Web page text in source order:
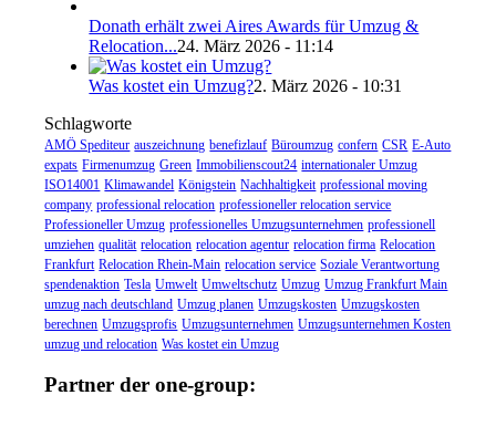
Donath erhält zwei Aires Awards für Umzug &
Relocation...24. März 2026 - 11:14
Was kostet ein Umzug?2. März 2026 - 10:31
Schlagworte
AMÖ Spediteur auszeichnung benefizlauf Büroumzug confern CSR E-Auto
expats Firmenumzug Green Immobilienscout24 internationaler Umzug
ISO14001 Klimawandel Königstein Nachhaltigkeit professional moving
company professional relocation professioneller relocation service
Professioneller Umzug professionelles Umzugsunternehmen professionell
umziehen qualität relocation relocation agentur relocation firma Relocation
Frankfurt Relocation Rhein-Main relocation service Soziale Verantwortung
spendenaktion Tesla Umwelt Umweltschutz Umzug Umzug Frankfurt Main
umzug nach deutschland Umzug planen Umzugskosten Umzugskosten
berechnen Umzugsprofis Umzugsunternehmen Umzugsunternehmen Kosten
umzug und relocation Was kostet ein Umzug
Partner der one-group: